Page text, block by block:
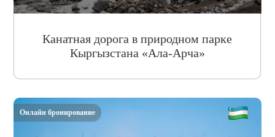
Канатная дорога в природном парке
Кыргызстана «Ала-Арча»
Онлайн бронирование